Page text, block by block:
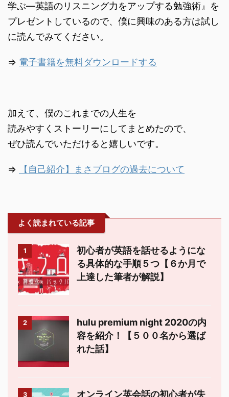
学ぶ―英語のリスニング力をアップする勉強術』を
プレゼントしているので、僕に興味のある方は試し
に読んでみてください。
⇒ 電子書籍を無料ダウンロードする
加えて、僕のこれまでの人生を
読みやすくストーリーにしてまとめたので、
ぜひ読んでいただけると嬉しいです。
⇒ 【自己紹介】まさブログの過去について
よく読まれている記事
1
初心者が英語を話せるようにな
る具体的な手順５つ【６か月で
上達した筆者が解説】
2
hulu premium night 2020の内
容を紹介！【５００名から選ば
れた話】
3 オンライン英会話の初心者が失